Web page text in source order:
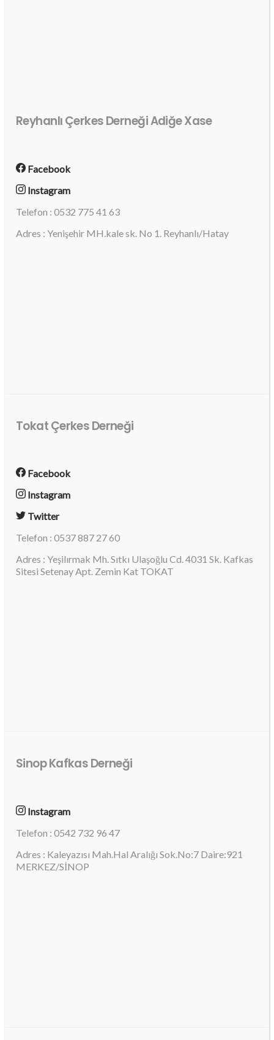
Reyhanlı Çerkes Derneği Adiğe Xase
Facebook
Instagram
Telefon : 0532 775 41 63
Adres : Yenişehir MH.kale sk. No 1. Reyhanlı/Hatay
Tokat Çerkes Derneği
Facebook
Instagram
Twitter
Telefon : 0537 887 27 60
Adres : Yeşilırmak Mh. Sıtkı Ulaşoğlu Cd. 4031 Sk. Kafkas
Sitesi Setenay Apt. Zemin Kat TOKAT
Sinop Kafkas Derneği
Instagram
Telefon : 0542 732 96 47
Adres : Kaleyazısı Mah.Hal Aralığı Sok.No:7 Daire:921
MERKEZ/SİNOP